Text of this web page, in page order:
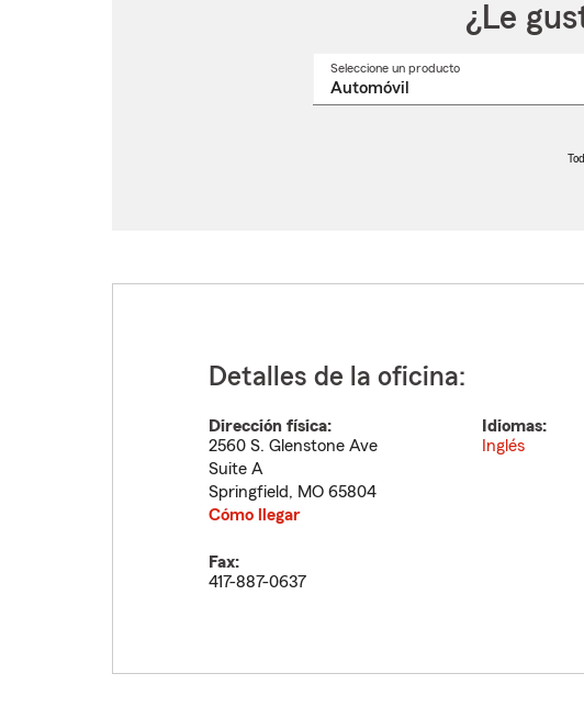
¿Le
Seleccione un productoSeleccione
Detalles de la oficina:
Dirección física:
2560 S. Glenstone Ave
Suite A
Springfield, MO 65804
Cómo llegar
Idiomas:
Inglés
Fax:
417-887-0637